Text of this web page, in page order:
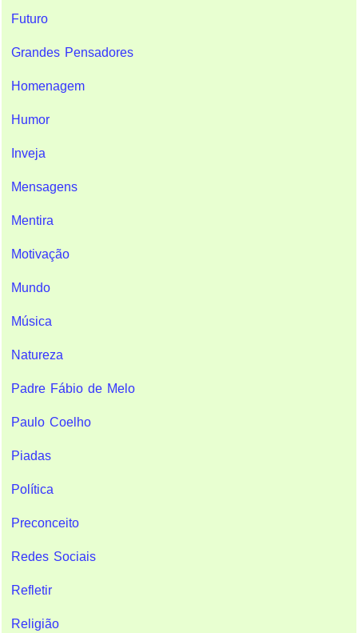
Futuro
Grandes Pensadores
Homenagem
Humor
Inveja
Mensagens
Mentira
Motivação
Mundo
Música
Natureza
Padre Fábio de Melo
Paulo Coelho
Piadas
Política
Preconceito
Redes Sociais
Refletir
Religião